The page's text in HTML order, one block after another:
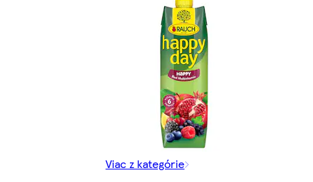
Viac z kategórie